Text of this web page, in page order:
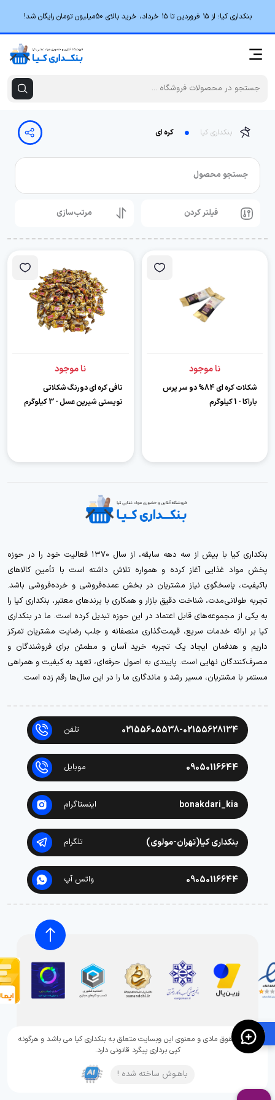
🛍️
بنکداری کیا؛ از ۱۵ فروردین تا ۱۵ خرداد، خرید بالای 50میلیون تومان رایگان شد!
بنکداری کیا کره ای
جستجو محصول
فیلتر کردن مرتب‌سازی
نا موجود
شکلات کره ای 84% دو سر پرس
باراکا - 1 کیلوگرم
نا موجود
تافی کره ای دورنگ شکلاتی
تویستی شیرین عسل - 3 کیلوگرم
بنکداری کیا با بیش از سه دهه سابقه، از سال ۱۳۷۰ فعالیت خود را در حوزه
پخش مواد غذایی آغاز کرده و همواره تلاش داشته است با تأمین کالاهای
باکیفیت، پاسخگوی نیاز مشتریان در بخش عمده‌فروشی و خرده‌فروشی باشد.
تجربه طولانی‌مدت، شناخت دقیق بازار و همکاری با برندهای معتبر، بنکداری کیا را
به یکی از مجموعه‌های قابل اعتماد در این حوزه تبدیل کرده است. ما در بنکداری
کیا بر ارائه خدمات سریع، قیمت‌گذاری منصفانه و جلب رضایت مشتریان تمرکز
داریم و هدفمان ایجاد یک تجربه خرید آسان و مطمئن برای فروشندگان و
مصرف‌کنندگان نهایی است. پایبندی به اصول حرفه‌ای، تعهد به کیفیت و همراهی
مستمر با مشتریان، مسیر رشد و ماندگاری ما را در این سال‌ها رقم زده است.
02155605538-02155628134 تلفن
09050116644 موبایل
bonakdari_kia اینستاگرام
بنکداری کیا(تهران-مولوی) تلگرام
09050116644 واتس آپ
تمامی حقوق مادی و معنوی این وبسایت متعلق به بنکداری کیا می باشد و هرگونه
کپی برداری پیگرد قانونی دارد.
باهـوش ساخته شده !